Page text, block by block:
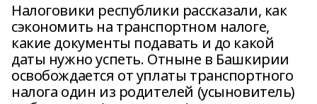
Налоговики республики рассказали, как
сэкономить на транспортном налоге,
какие документы подавать и до какой
даты нужно успеть. Отныне в Башкирии
освобождается от уплаты транспортного
налога один из родителей (усыновитель)